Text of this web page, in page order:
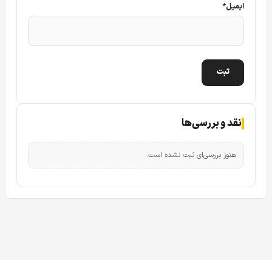
نقد و بررسی‌ها
هنوز بررسی‌ای ثبت نشده است.
ایمیل*